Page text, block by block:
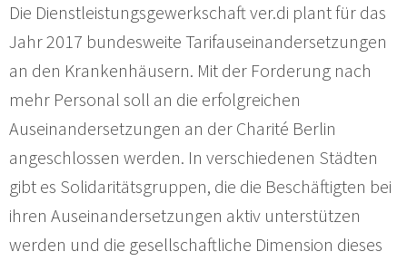
Die Dienstleistungsgewerkschaft ver.di plant für das
Jahr 2017 bundesweite Tarifauseinandersetzungen
an den Krankenhäusern. Mit der Forderung nach
mehr Personal soll an die erfolgreichen
Auseinandersetzungen an der Charité Berlin
angeschlossen werden. In verschiedenen Städten
gibt es Solidaritätsgruppen, die die Beschäftigten bei
ihren Auseinandersetzungen aktiv unterstützen
werden und die gesellschaftliche Dimension dieses